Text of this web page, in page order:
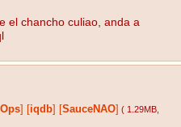
el chancho culiao, anda a
iqdb SauceNAO ( 1.29MB